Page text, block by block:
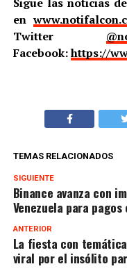
en
Twitter
Facebook:https://
TEMAS RELACIONADOS
SIGUIENTE
Binance avanza con
Venezuela para
ANTERIOR
La fiesta con
viral por el insólito